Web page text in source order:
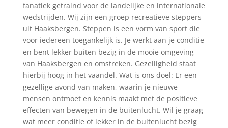
fanatiek getraind voor de landelijke en internationale
wedstrijden. Wij zijn een groep recreatieve steppers
uit Haaksbergen. Steppen is een vorm van sport die
voor iedereen toegankelijk is. Je werkt aan je conditie
en bent lekker buiten bezig in de mooie omgeving
van Haaksbergen en omstreken. Gezelligheid staat
hierbij hoog in het vaandel. Wat is ons doel: Er een
gezellige avond van maken, waarin je nieuwe
mensen ontmoet en kennis maakt met de positieve
effecten van bewegen in de buitenlucht. Wil je graag
wat meer conditie of lekker in de buitenlucht bezig